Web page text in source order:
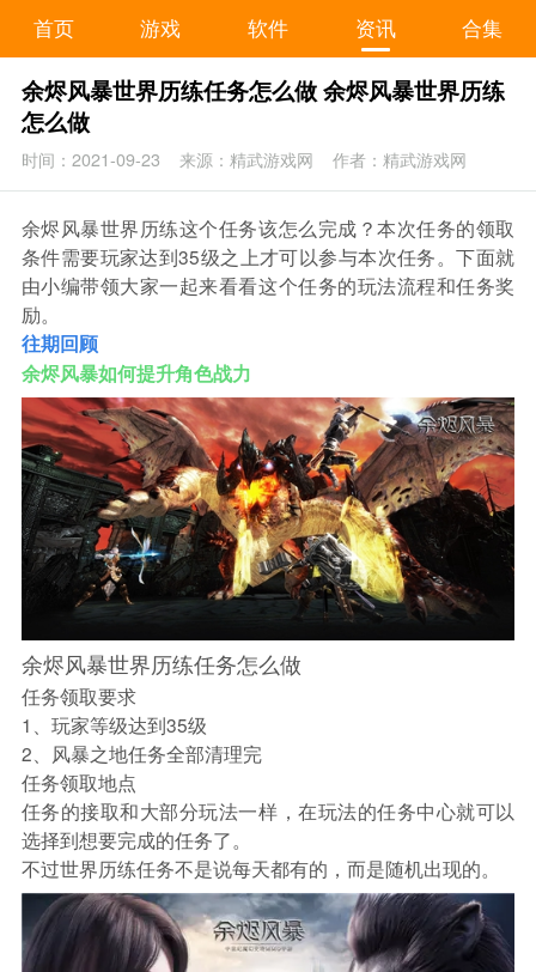
首页 游戏 软件 资讯 合集
余烬风暴世界历练任务怎么做 余烬风暴世界历练
怎么做
时间：2021-09-23 来源：精武游戏网 作者：精武游戏网
余烬风暴世界历练这个任务该怎么完成？本次任务的领取
条件需要玩家达到35级之上才可以参与本次任务。下面就
由小编带领大家一起来看看这个任务的玩法流程和任务奖
励。
往期回顾
余烬风暴如何提升角色战力
余烬风暴世界历练任务怎么做
任务领取要求
1、玩家等级达到35级
2、风暴之地任务全部清理完
任务领取地点
任务的接取和大部分玩法一样，在玩法的任务中心就可以
选择到想要完成的任务了。
不过世界历练任务不是说每天都有的，而是随机出现的。